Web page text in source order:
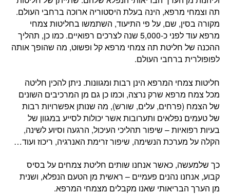
תה וצמחי מרפא, הינה בעלת היסטוריה ארוכה ברחבי העולם.
מקורה בסין, שם, על פי התיעוד, השתמשו בחליטות צמחי
מרפא עוד לפני כ-5,000 שנה לצרכים רפואיים. כמו כן, תהליך
ההכנה של חליטת תה צמחי מרפא קל ופשוט, מה שהופך אותה
לפופולרית ברחבי העולם.
חליטות צמחי המרפא הינן רבות ומגוונות. ניתן להכין חליטה
מכל צמח מרפא שרק נרצה, וכמו כן גם מן המרכיבים השונים
של הצמח (פרחים, עלים, שורש), מה שנותן אפשרויות רבות
של טעמים נפלאים ותערובות אשר יכולות לסייע במגוון של
בעיות רפואיות – שיפור תהליכי העיכול, הרגעה וסיוע לשינה,
הקלה על מערכת הנשימה, שיפור זרימת האנרגיה, ריכוז ועוד…
כך שלמעשה, כאשר אנחנו שותים חליטת צמחים על בסיס
קבוע, אנחנו נהנים פעמיים – ראשית מן הטעם הנפלא, ושנית
מן הערך הבריאותי שאנו מקבלים מצמחי המרפא.